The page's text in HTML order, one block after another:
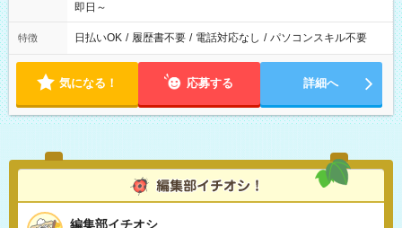
即日～
特徴 日払いOK / 履歴書不要 / 電話対応なし / パソコンスキル不要
気になる！ 応募する 詳細へ
編集部イチオシ